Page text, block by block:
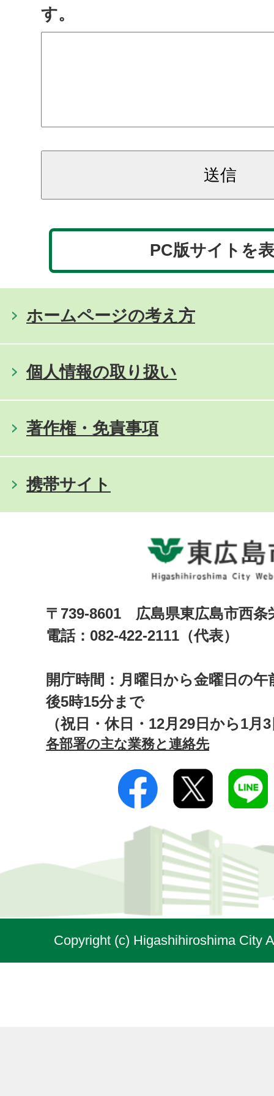
す。
PC版サイトを
ホームページの考え方
個人情報の取り扱い
著作権・免責事項
携帯サイト
〒739-8601 広島県東広島市西
電話：082-422-2111（代表）
開庁時間：月曜日から金曜日の午
後5時15分まで
（祝日・休日・12月29日から1月
各部署の主な業務と連絡先
Copyright (c) Higashihiroshima City